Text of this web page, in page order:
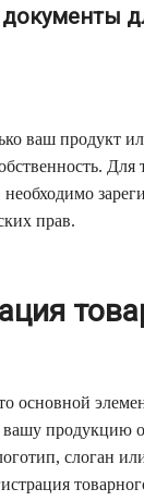
ваш продукт
прав.
основной
вашу продукцию
слоган